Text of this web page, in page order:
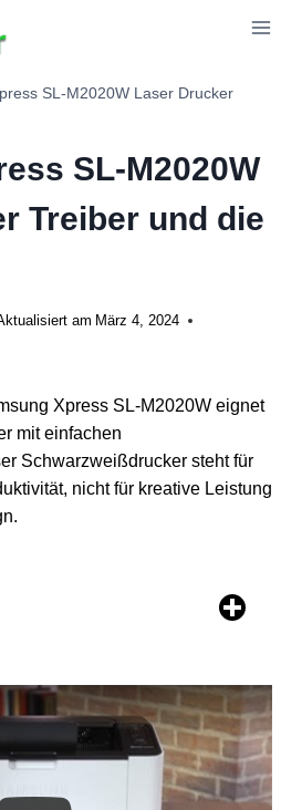
SL-M2020W Laser Drucker
SL-M2020W
Treiber und die
am März 4, 2024
Xpress SL-M2020W eignet
mit einfachen
Schwarzweißdrucker steht für
nicht für kreative Leistung